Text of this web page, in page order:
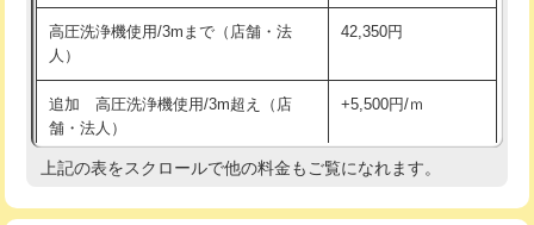
コンクリート斫り（厚さ10㎝まで）
コンクリート斫り（厚さ10㎝超え）
モルタル補修（厚さ10㎝まで） 27,500円
モルタル補修（厚さ10㎝超え） 38,500円
洗面台設置 38,500円
給水管工事※（ホール加工)
給水管工事※（バンド止め) 3,300円
給水管工事※（支持金具設置) 5,500円
給水管工事※（保温材使用（バンド止
5,500円
高圧洗浄機使用/3mまで（店舗・法
人）
42,350円
追加 高圧洗浄機使用/3m超え（店
舗・法人）
+5,500円/ｍ
高度高圧洗浄換 現地調査
上記の表をスクロールで他の料金もご覧になれます。